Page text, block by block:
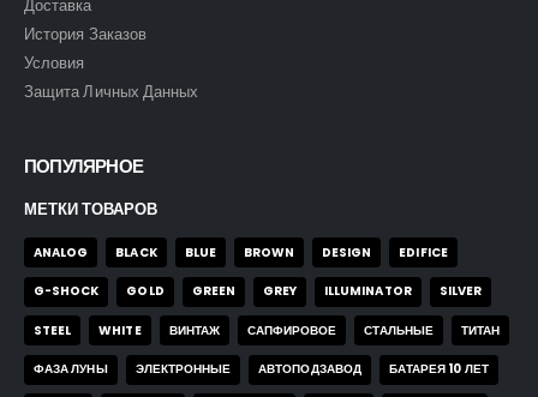
Доставка
История Заказов
Условия
Защита Личных Данных
ПОПУЛЯРНОЕ
МЕТКИ ТОВАРОВ
ANALOG BLACK BLUE BROWN DESIGN EDIFICE
G-SHOCK GOLD GREEN GREY ILLUMINATOR SILVER
STEEL WHITE ВИНТАЖ САПФИРОВОЕ СТАЛЬНЫЕ ТИТАН
ФАЗА ЛУНЫ ЭЛЕКТРОННЫЕ АВТОПОДЗАВОД БАТАРЕЯ 10 ЛЕТ